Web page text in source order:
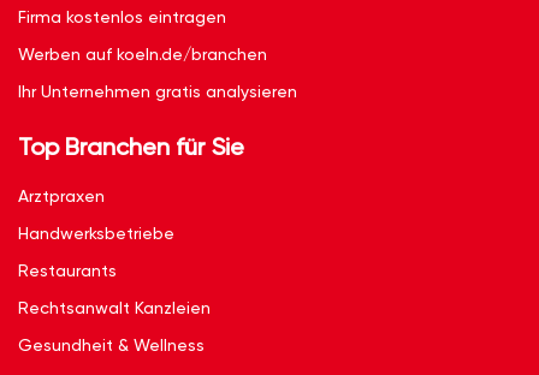
Firma kostenlos eintragen
Werben auf koeln.de/branchen
Ihr Unternehmen gratis analysieren
Top Branchen für Sie
Arztpraxen
Handwerksbetriebe
Restaurants
Rechtsanwalt Kanzleien
Gesundheit & Wellness